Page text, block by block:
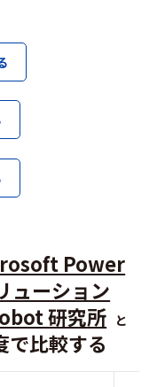
Power
ューション
研究所 と
で比較する